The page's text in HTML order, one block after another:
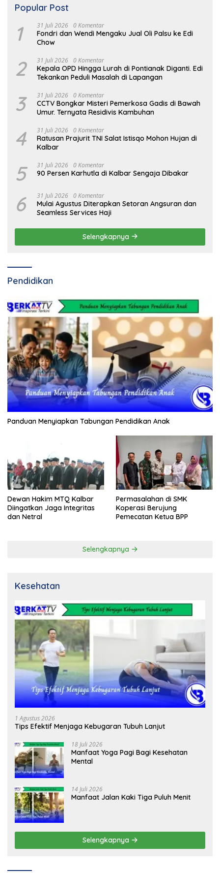
Popular Post
1 31 Juli 2026 0 Komentar
Fondri dan Wendi Mengaku Jual Oli Palsu ke Edi
Chow
2 31 Juli 2026 0 Komentar
Kepala OPD Hingga Lurah di Pontianak Diganti. Edi
Tekankan Peduli Masalah di Lapangan
3 31 Juli 2026 0 Komentar
CCTV Bongkar Misteri Pemerkosa Gadis di Bawah
Umur. Ternyata Residivis Kambuhan
4 31 Juli 2026 0 Komentar
Ratusan Prajurit TNI Salat Istisqo Mohon Hujan di
Kalbar
5 31 Juli 2026 0 Komentar
90 Persen Karhutla di Kalbar Sengaja Dibakar
6 31 Juli 2026 0 Komentar
Mulai Agustus Diterapkan Setoran Angsuran dan
Seamless Services Haji
Selengkapnya
Pendidikan
Panduan Menyiapkan Tabungan Pendidikan Anak
Dewan Hakim MTQ Kalbar
Diingatkan Jaga Integritas
dan Netral
Permasalahan di SMK
Koperasi Berujung
Pemecatan Ketua BPP
Selengkapnya
Kesehatan
1 Agustus 2026
Tips Efektif Menjaga Kebugaran Tubuh Lanjut
18 Juli 2026
Manfaat Yoga Pagi Bagi Kesehatan
Mental
14 Juli 2026
Manfaat Jalan Kaki Tiga Puluh Menit
Selengkapnya